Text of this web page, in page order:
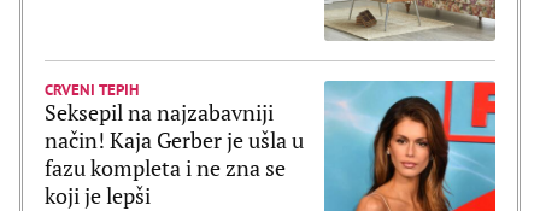
CRVENI TEPIH
Seksepil na najzabavniji
način! Kaja Gerber je ušla u
fazu kompleta i ne zna se
koji je lepši